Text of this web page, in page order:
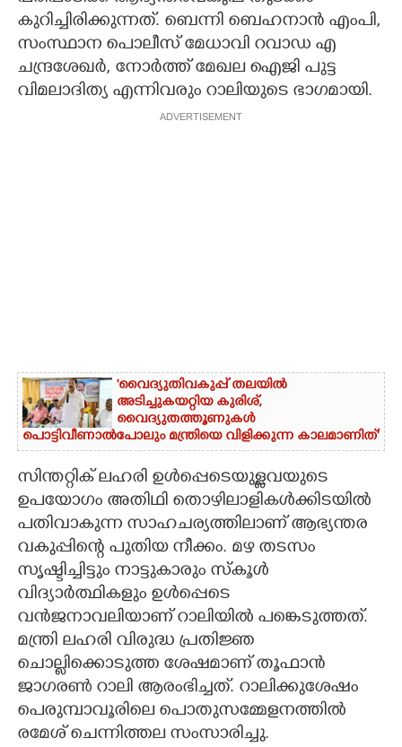
കുറിച്ചിരിക്കുന്നത്. ബെന്നി ബെഹനാൻ എംപി,​
സംസ്ഥാന പൊലീസ് മേധാവി റവാഡ എ
ചന്ദ്രശേഖർ, നോർത്ത് മേഖല ഐജി പുട്ട
വിമലാദിത്യ എന്നിവരും റാലിയുടെ ഭാഗമായി.
ADVERTISEMENT
'വൈദ്യുതിവകുപ്പ് തലയിൽ
അടിച്ചുകയറ്റിയ കുരിശ്‌,
വൈദ്യുതത്തൂണുകൾ
പൊട്ടിവീണാൽപോലും മന്ത്രിയെ വിളിക്കുന്ന കാലമാണിത്'
സിന്തറ്റിക് ലഹരി ഉൾപ്പെടെയുള്ളവയുടെ
ഉപയോഗം അതിഥി തൊഴിലാളികൾക്കിടയിൽ
പതിവാകുന്ന സാഹചര്യത്തിലാണ് ആഭ്യന്തര
വകുപ്പിന്റെ പുതിയ നീക്കം. മഴ തടസം
സൃഷ്ടിച്ചിട്ടും നാട്ടുകാരും സ്കൂൾ
വിദ്യാർത്ഥികളും ഉൾപ്പെടെ
വൻജനാവലിയാണ് റാലിയിൽ പങ്കെടുത്തത്.
മന്ത്രി ലഹരി വിരുദ്ധ പ്രതിജ്ഞ
ചൊല്ലിക്കൊടുത്ത ശേഷമാണ് തൂഫാൻ
ജാഗരൺ റാലി ആരംഭിച്ചത്. റാലിക്കുശേഷം
പെരുമ്പാവൂരിലെ പൊതുസമ്മേളനത്തിൽ
രമേശ് ചെന്നിത്തല സംസാരിച്ചു.